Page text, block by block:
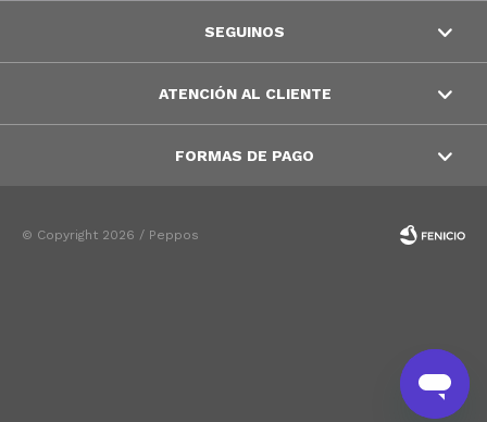
SEGUINOS
ATENCIÓN AL CLIENTE
FORMAS DE PAGO
© Copyright 2026 / Peppos
Fenicio